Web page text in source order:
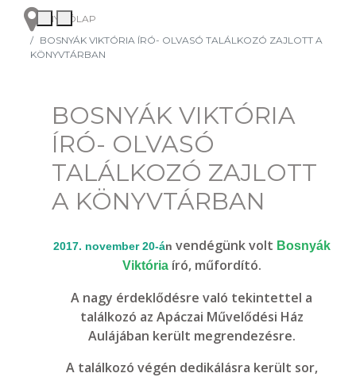
NYITÓLAP
BOSNYÁK VIKTÓRIA ÍRÓ- OLVASÓ TALÁLKOZÓ ZAJLOTT A
KÖNYVTÁRBAN
BOSNYÁK VIKTÓRIA
ÍRÓ- OLVASÓ
TALÁLKOZÓ ZAJLOTT
A KÖNYVTÁRBAN
2017. november 20-án vendégünk volt Bosnyák
Viktória író, műfordító.
A nagy érdeklődésre való tekintettel a
találkozó az Apáczai Művelődési Ház
Aulájában került megrendezésre.
A találkozó végén dedikálásra került sor,